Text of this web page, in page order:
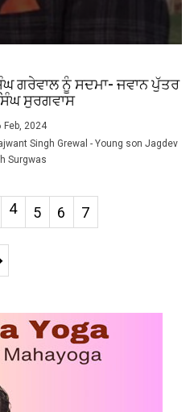
ਗਰੇਵਾਲ ਨੂੰ ਸਦਮਾ- ਜਵਾਨ ਪੁੱਤਰ
ਸੁਰਗਵਾਸ
Feb, 2024
Singh Grewal - Young son Jagdev
Surgwas
4 5 6 7